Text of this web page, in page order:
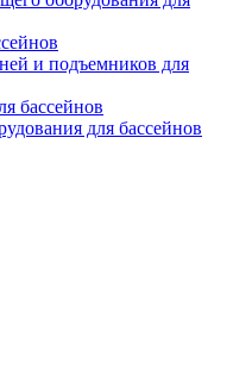
и подъемников для
бассейнов
для бассейнов